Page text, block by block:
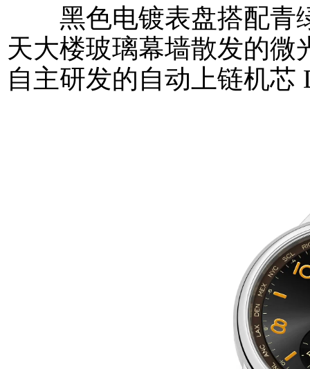
黑色电镀表盘搭配青
天大楼玻璃幕墙散发的微
自主研发的自动上链机芯